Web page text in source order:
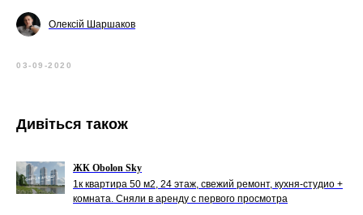
Олексій Шаршаков
03-09-2020
Дивіться також
ЖК Obolon Sky
1к квартира 50 м2, 24 этаж, свежий ремонт, кухня-студио +
комната. Сняли в аренду с первого просмотра